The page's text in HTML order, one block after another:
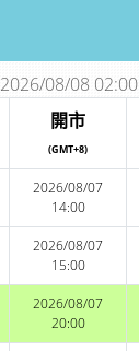
2026/08/08 02:00
開市
(GMT+8)
2026/08/07
14:00
2026/08/07
15:00
2026/08/07
20:00